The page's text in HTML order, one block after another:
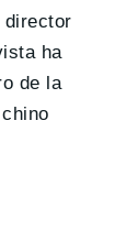
director
ha
de la